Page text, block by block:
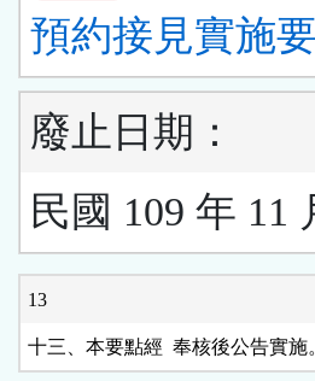
預約接見實施
廢止日期：
民國 109 年 11
13
十三、本要點經  奉核後公告實施